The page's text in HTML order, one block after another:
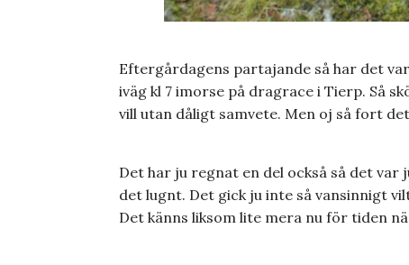
Eftergårdagens partajande så har det
iväg kl 7 imorse på dragrace i Tierp. Så
vill utan dåligt samvete. Men oj så fort
Det har ju regnat en del också så det
det lugnt. Det gick ju inte så vansinnigt
Det känns liksom lite mera nu för tiden